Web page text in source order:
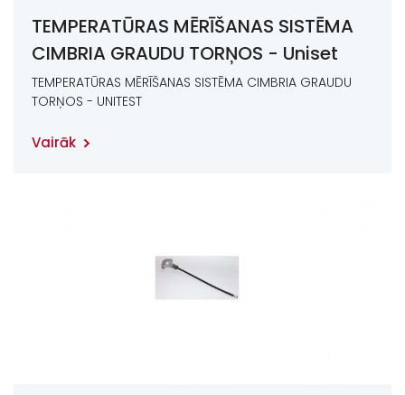
TEMPERATŪRAS MĒRĪŠANAS SISTĒMA
CIMBRIA GRAUDU TORŅOS - Uniset
protector
TEMPERATŪRAS MĒRĪŠANAS SISTĒMA CIMBRIA GRAUDU
TORŅOS - UNITEST
Vairāk